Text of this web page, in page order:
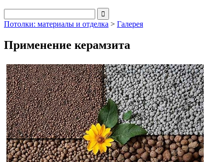
Потолки: материалы и отделка > Галерея
Применение керамзита